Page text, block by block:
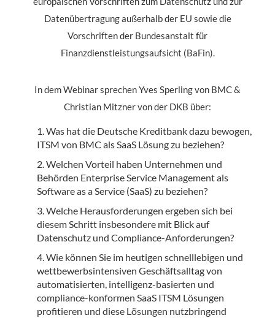
Datenübertragung außerhalb der EU sowie die
Vorschriften der Bundesanstalt für
Finanzdienstleistungsaufsicht (BaFin).
In dem Webinar sprechen Yves Sperling von BMC &
Christian Mitzner von der DKB über:
Was hat die Deutsche Kreditbank dazu bewogen,
ITSM von BMC als SaaS Lösung zu beziehen?
Welchen Vorteil haben Unternehmen und
Behörden Enterprise Service Management als
Software as a Service (SaaS) zu beziehen?
Welche Herausforderungen ergeben sich bei
diesem Schritt insbesondere mit Blick auf
Datenschutz und Compliance-Anforderungen?
Wie können Sie im heutigen schnelllebigen und
wettbewerbsintensiven Geschäftsalltag von
automatisierten, intelligenz-basierten und
compliance-konformen SaaS ITSM Lösungen
profitieren und diese Lösungen nutzbringend